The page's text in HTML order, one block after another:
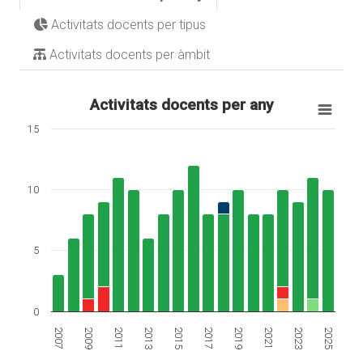
Activitats docents per tipus
Activitats docents per àmbit
Activitats docents per any
2007 2009 2011 2013 2015 2017 2019 2021 2023 2025
0
5
10
15